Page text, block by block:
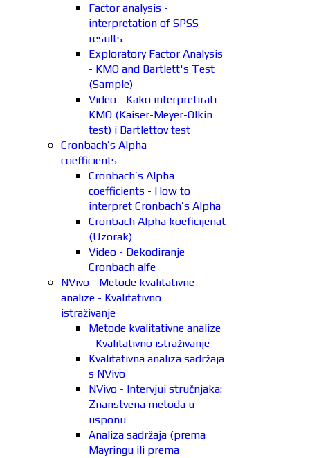
Factor analysis -
interpretation of SPSS
results
Exploratory Factor Analysis
- KMO and Bartlett's Test
(Sample)
Video - Kako interpretirati
KMO (Kaiser-Meyer-Olkin
test) i Bartlettov test
Cronbach’s Alpha
coefficients
Cronbach’s Alpha
coefficients - How to
interpret Cronbach’s Alpha
Cronbach Alpha koeficijenat
(Uzorak)
Video - Dekodiranje
Cronbach alfe
NVivo - Metode kvalitativne
analize - Kvalitativno
istraživanje
Metode kvalitativne analize
- Kvalitativno istraživanje
Kvalitativna analiza sadržaja
s NVivo
NVivo - Intervjui stručnjaka:
Znanstvena metoda u
usponu
Analiza sadržaja (prema
Mayringu ili prema